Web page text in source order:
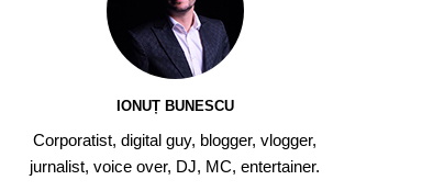
IONUȚ BUNESCU
Corporatist, digital guy, blogger, vlogger,
jurnalist, voice over, DJ, MC, entertainer.